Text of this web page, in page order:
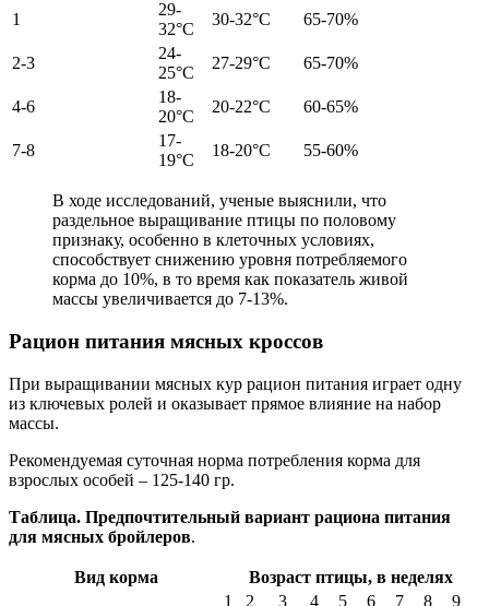
1
29-
32°С
30-32°С 65-70%
2-3
24-
25°С
27-29°С 65-70%
4-6
18-
20°С
20-22°С 60-65%
7-8
17-
19°С
18-20°С 55-60%
В ходе исследований, ученые выяснили, что
раздельное выращивание птицы по половому
признаку, особенно в клеточных условиях,
способствует снижению уровня потребляемого
корма до 10%, в то время как показатель живой
массы увеличивается до 7-13%.
Рацион питания мясных кроссов
При выращивании мясных кур рацион питания играет одну
из ключевых ролей и оказывает прямое влияние на набор
массы.
Рекомендуемая суточная норма потребления корма для
взрослых особей – 125-140 гр.
Таблица. Предпочтительный вариант рациона питания
для мясных бройлеров.
Вид корма
Возраст птицы, в неделях
1
2 3 4 5 6 7 8
9